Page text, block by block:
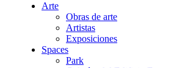
Arte
Obras de arte
Artistas
Exposiciones
Spaces
Park